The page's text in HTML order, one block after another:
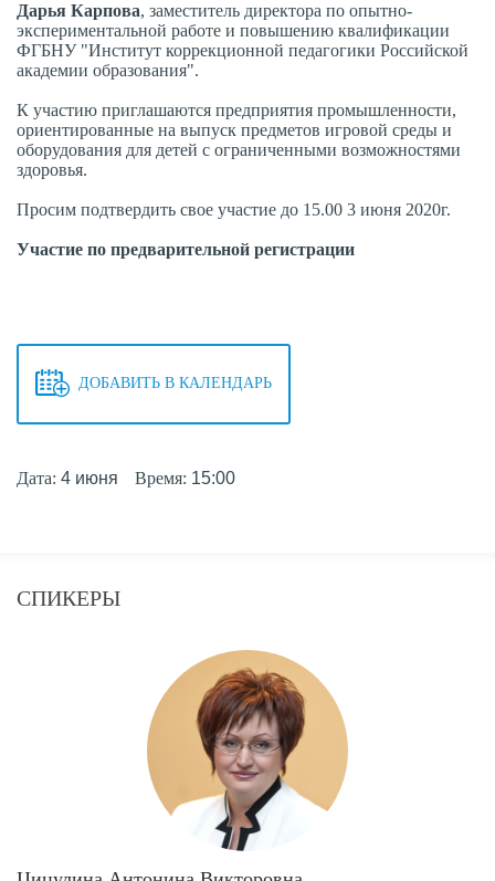
Дарья Карпова, заместитель директора по опытно-
экспериментальной работе и повышению квалификации
ФГБНУ "Институт коррекционной педагогики Российской
академии образования".
К участию приглашаются предприятия промышленности,
ориентированные на выпуск предметов игровой среды и
оборудования для детей с ограниченными возможностями
здоровья.
Просим подтвердить свое участие до 15.00 3 июня 2020г.
Участие по предварительной регистрации
ДОБАВИТЬ В КАЛЕНДАРЬ
Дата: 4 июня Время: 15:00
СПИКЕРЫ